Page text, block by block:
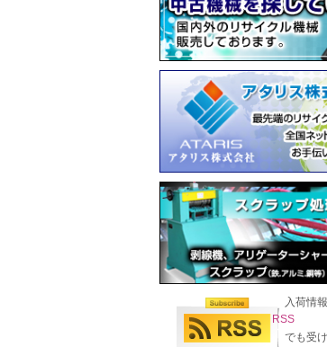
入荷情
RSS
でも受